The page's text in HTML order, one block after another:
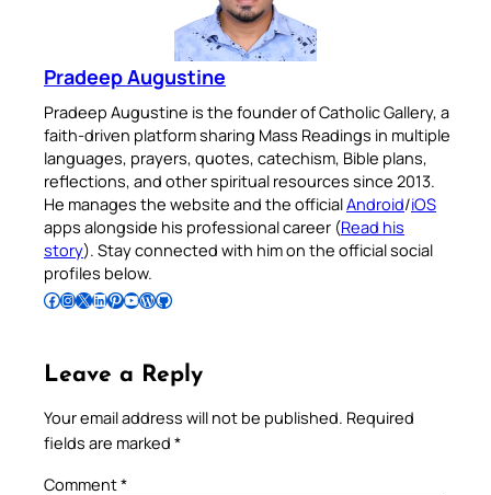
Pradeep Augustine
Pradeep Augustine is the founder of Catholic Gallery, a
faith-driven platform sharing Mass Readings in multiple
languages, prayers, quotes, catechism, Bible plans,
reflections, and other spiritual resources since 2013.
He manages the website and the officialAndroid/iOS
apps alongside his professional career (Read his
story). Stay connected with him on the official social
profiles below.
Follow Pradeep on Facebook Follow Pradeep on InstagramFollow Pradeep on X Follow Pradeep on LinkedIn Follow Pradeep on Pinterest Subscribe to Pradeep’s Youtube Channel Follow Pradeep on WordPress Follow Pradeep on GitHub
Leave a Reply
Your email address will not be published. Required
fields are marked *
Comment*